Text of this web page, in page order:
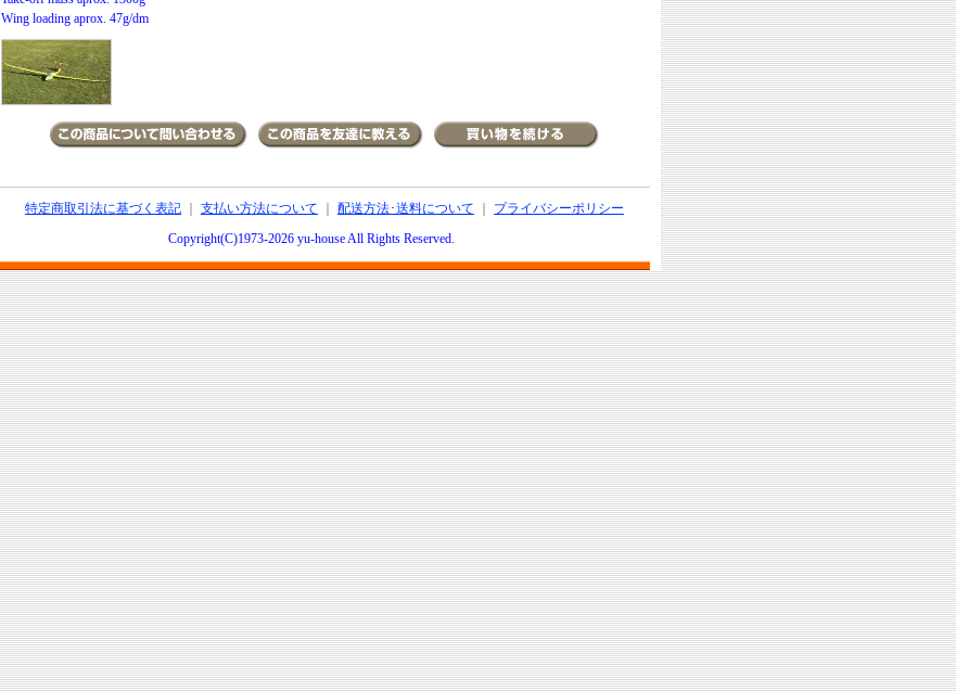
Wing loading aprox. 47g/dm
特定商取引法に基づく表記 支払い方法について 配送方法･送料について
プライバシーポリシー
Copyright(C)1973-2026 yu-house All Rights Reserved.